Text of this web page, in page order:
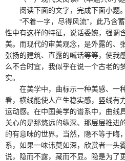
阅读下面的文字，完成下面小题。
“不着一字，尽得风流”，此乃含
性中有这样的特征，说话委婉，强调
美。而现代的审美观念，是外露的、
张扬的建筑、直露的喊话等等，使我
么不合时宜，我似乎在说一个古老的
实。
在美学中，曲标示一种美感、一
看，横线能使人产生稳实感，竖线有
运动感。在中国美学的谱系中，曲线
关心的是那悠远的纵深、那层层推进
的有意味的世界。当然，隐不等于晦
系，如果一味讳莫如深，欣赏者一头
说，隐而不露，藏而不显。隐是为了